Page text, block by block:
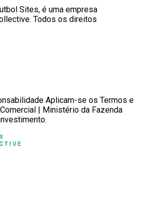
Sites, é uma empresa
Todos os direitos
Aplicam-se os Termos e
| Ministério da Fazenda